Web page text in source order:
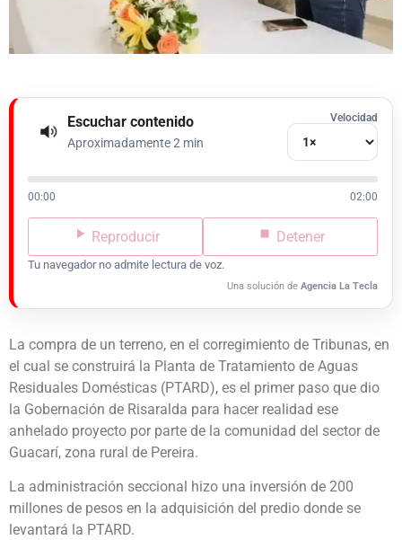
Escuchar contenido
Aproximadamente 2 min
Velocidad
00:00 02:00
Reproducir Detener
Tu navegador no admite lectura de voz.
Una solución de Agencia La Tecla
La compra de un terreno, en el corregimiento de Tribunas, en
el cual se construirá la Planta de Tratamiento de Aguas
Residuales Domésticas (PTARD), es el primer paso que dio
la Gobernación de Risaralda para hacer realidad ese
anhelado proyecto por parte de la comunidad del sector de
Guacarí, zona rural de Pereira.
La administración seccional hizo una inversión de 200
millones de pesos en la adquisición del predio donde se
levantará la PTARD.